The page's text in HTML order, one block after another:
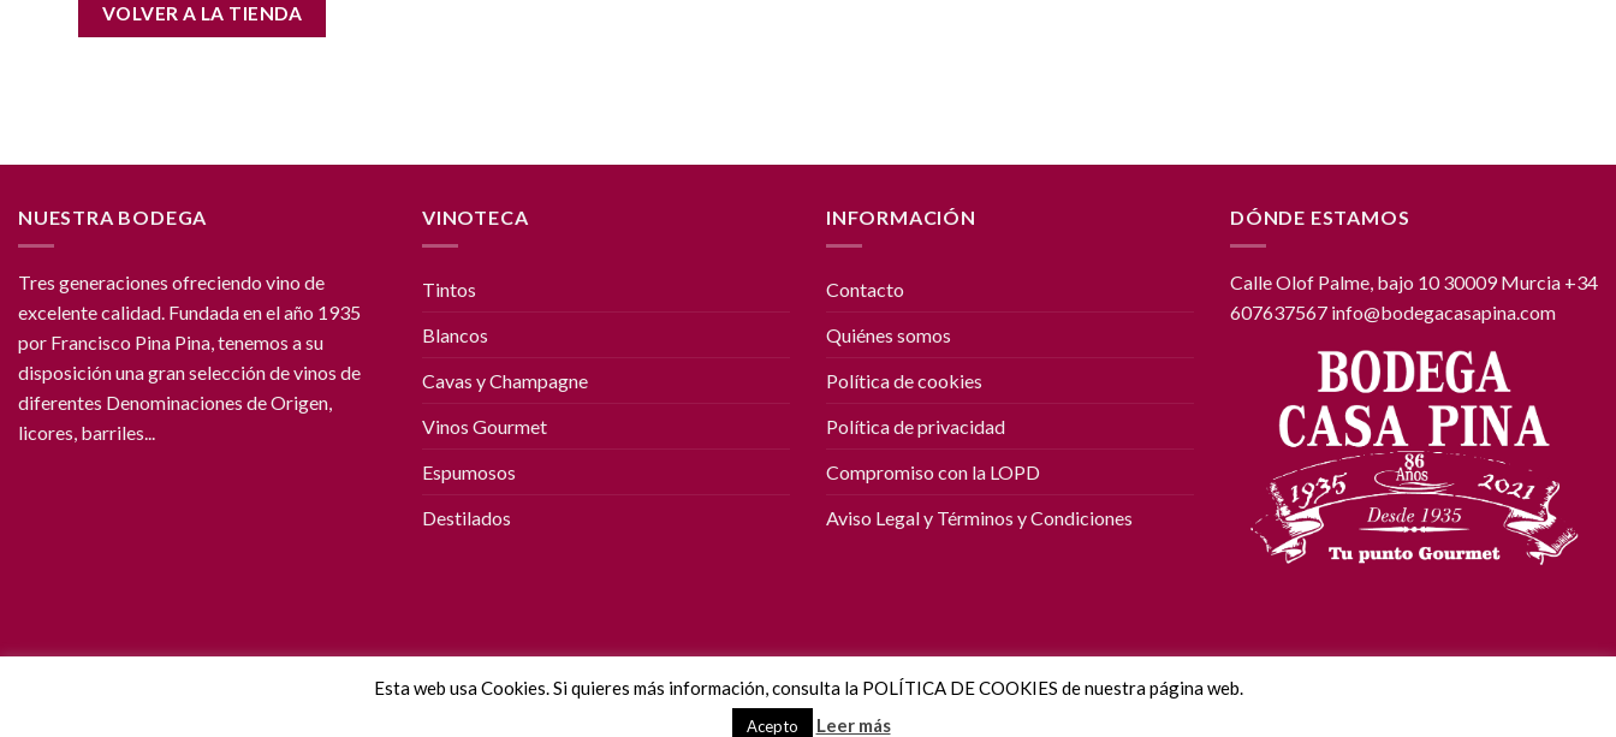
VOLVER A LA TIENDA
NUESTRA BODEGA
Tres generaciones ofreciendo vino de
excelente calidad. Fundada en el año 1935
por Francisco Pina Pina, tenemos a su
disposición una gran selección de vinos de
diferentes Denominaciones de Origen,
licores, barriles...
VINOTECA
Tintos
Blancos
Cavas y Champagne
Vinos Gourmet
Espumosos
Destilados
INFORMACIÓN
Contacto
Quiénes somos
Política de cookies
Política de privacidad
Compromiso con la LOPD
Aviso Legal y Términos y Condiciones
DÓNDE ESTAMOS
Calle Olof Palme, bajo 10 30009 Murcia +34
607637567 info@bodegacasapina.com
Copyright © 2026 Bodega Casa Pina | Diseño y desarrollo Microdata InformaticaEsta web usa Cookies. Si quieres más información, consulta la POLÍTICA DE COOKIES de nuestra página web.
Acepto Leer más